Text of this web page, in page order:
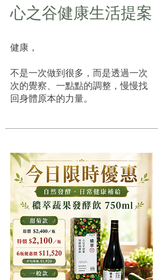
心之谷健康生活提案
健康，
不是一次做到很多，而是透過一次
次的覺察、一點點的調整，慢慢找
回身體原本的力量。